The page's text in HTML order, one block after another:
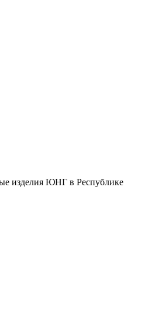
изделия ЮНГ в Республике